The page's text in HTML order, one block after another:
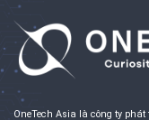
OneTech Asia là công ty